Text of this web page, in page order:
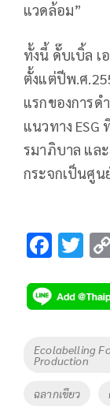
แวดล้อม”
ทั้งนี้ ดั๊บเบิ้ล เ
ตั้งแต่ปีพ.ศ
แรกของการด
แนวทาง ESG
รมาภิบาล แล
กระจกเป็นศูน
F
e
b
o
o
k
T
tt
er
Tags
Ecolabelling
Production
ฉลากเขียว